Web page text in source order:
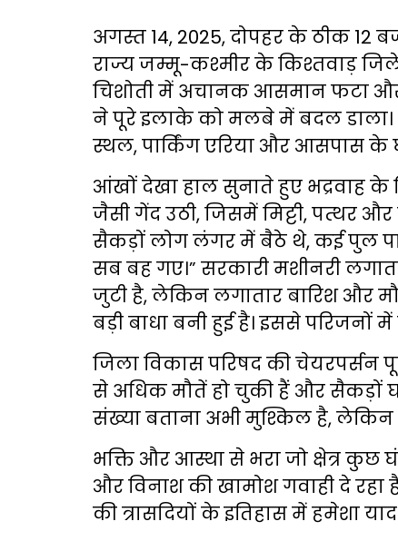
अगस्त 14, 2025, दोपहर के ठीक 12
राज्य जम्मू-कश्मीर के किश्तवाड़
चिशोती में अचानक आसमान फटा
ने पूरे इलाके को मलबे में बदल डाला।
स्थल, पार्किंग एरिया और आसपास के
आंखों देखा हाल सुनाते हुए भद्रवाह के
जैसी गेंद उठी, जिसमें मिट्टी, पत्थर
सैकड़ों लोग लंगर में बैठे थे, कई पुल
सब बह गए।” सरकारी मशीनरी
जुटी है, लेकिन लगातार बारिश और
बड़ी बाधा बनी हुई है। इससे परिजनों
जिला विकास परिषद की चेयरपर्सन
से अधिक मौतें हो चुकी हैं और सैकड़ों
संख्या बताना अभी मुश्किल है,
भक्ति और आस्था से भरा जो क्षेत्र
और विनाश की खामोश गवाही दे
की त्रासदियों के इतिहास में हमेशा